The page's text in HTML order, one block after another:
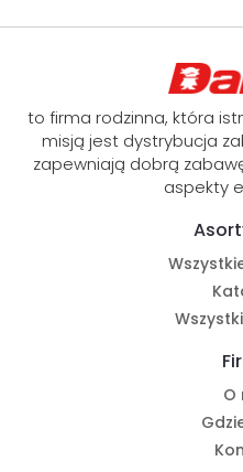
to firma rodzinna, która
misją jest dystrybucja
zapewniają dobrą
aspekty
O